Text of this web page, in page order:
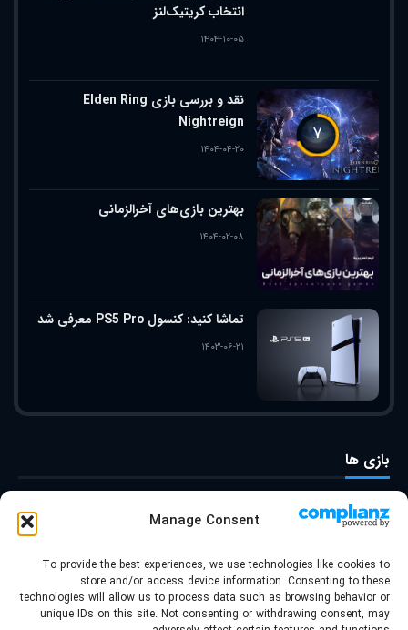
Manage Consent
To provide the best experiences, we use technologies like cookies to
store and/or access device information. Consenting to these
technologies will allow us to process data such as browsing behavior or
unique IDs on this site. Not consenting or withdrawing consent, may
انتخاب کریتیک‌لنز
۱۴۰۴-۱۰-۰۵
۷
نقد و بررسی بازی Elden Ring
Nightreign
۱۴۰۴-۰۴-۲۰
بهترین بازی‌های آخرالزمانی
۱۴۰۴-۰۲-۰۸
تماشا کنید: کنسول PS5 Pro معرفی شد
۱۴۰۳-۰۶-۲۱
بازی ها
تماس با ما